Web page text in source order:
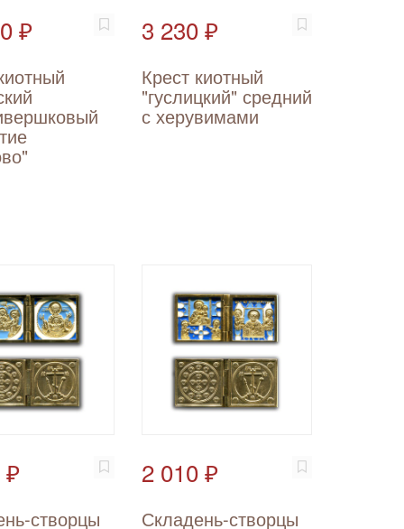
₽ 3 230 ₽
Крест киотный
"гуслицкий" средний
с херувимами
₽
створцы
2 010 ₽
Складень-створцы